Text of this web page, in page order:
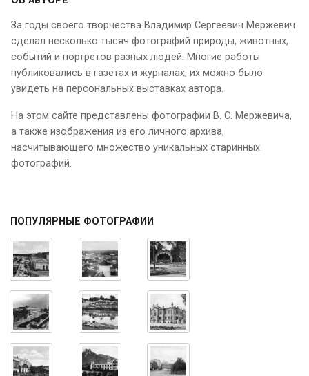
За годы своего творчества Владимир Сергеевич Мержевич
сделал несколько тысяч фотографий природы, животных,
событий и портретов разных людей. Многие работы
публиковались в газетах и журналах, их можно было
увидеть на персональных выставках автора.
На этом сайте представлены фотографии В. С. Мержевича,
а также изображения из его личного архива,
насчитывающего множество уникальных старинных
фотографий.
ПОПУЛЯРНЫЕ ФОТОГРАФИИ